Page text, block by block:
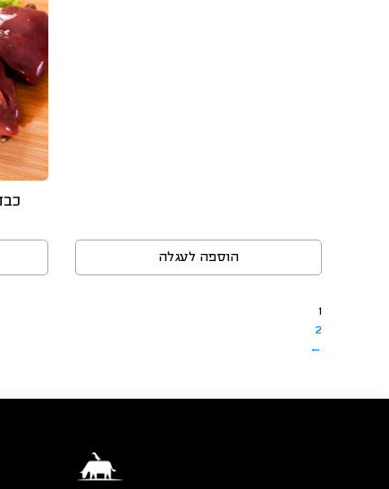
הוספה לעגלה
1
2
←